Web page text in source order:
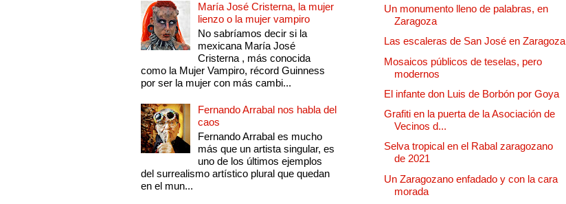
María José Cristerna, la mujer
lienzo o la mujer vampiro
No sabríamos decir si la
mexicana María José
Cristerna , más conocida
como la Mujer Vampiro, récord Guinness
por ser la mujer con más cambi...
Fernando Arrabal nos habla del
caos
Fernando Arrabal es mucho
más que un artista singular, es
uno de los últimos ejemplos
del surrealismo artístico plural que quedan
en el mun...
Un monumento lleno de palabras, en
Zaragoza
Las escaleras de San José en Zaragoza
Mosaicos públicos de teselas, pero
modernos
El infante don Luis de Borbón por Goya
Grafiti en la puerta de la Asociación de
Vecinos d...
Selva tropical en el Rabal zaragozano
de 2021
Un Zaragozano enfadado y con la cara
morada